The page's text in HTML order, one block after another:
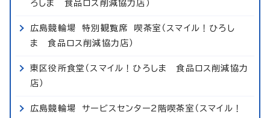
ろしま 食品ロス削減協力店）
広島競輪場 特別観覧席 喫茶室（スマイル！ひろし
ま 食品ロス削減協力店）
東区役所食堂（スマイル！ひろしま 食品ロス削減協力
店）
広島競輪場 サービスセンター2階喫茶室（スマイル！